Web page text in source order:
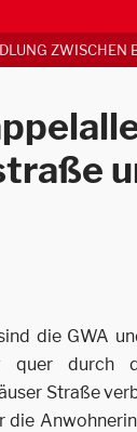
ZWISCHEN
die GWA
durch
Straße